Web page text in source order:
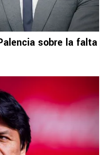
sobre la falta